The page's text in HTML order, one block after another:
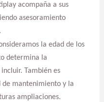
acompaña a sus
asesoramiento
la edad de los
determina la
También es
mantenimiento y la
ampliaciones.